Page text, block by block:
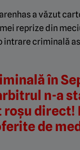
a văzut
reprize din
intrare criminală
în
n-a
roșu direct!
de